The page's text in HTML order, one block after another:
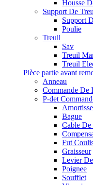
Housse
Support De
Support
Poulie
Treuil
Sav
Treuil
Treuil
Pièce partie avant
Anneau
Commande De
P-det
Bague
Cable De
Fut
Graisseur
Levier
Poignee
Soufflet